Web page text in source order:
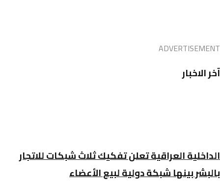
ADVERTISEMENT
آخر الاخبار
الداخلية العراقية تعلن تفكيك ثلاث شبكات للاتجار
بالبشر بينها شبكة دولية لبيع الأعضاء